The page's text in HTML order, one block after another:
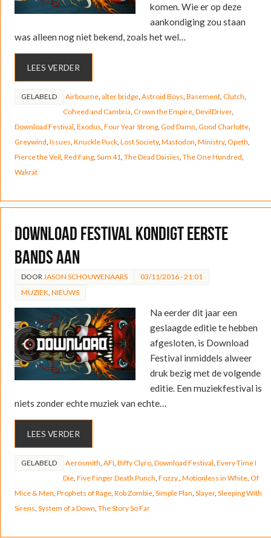
komen. Wie er op deze
aankondiging zou staan
was alleen nog niet bekend, zoals het wel…
LEES VERDER
GELABELD Airbourne, alter bridge, Astroid Boys Basement, Clutch
Coheed and Cambria Crown the Empire, DevilDriver,
Download Festival Exodus Four Year Strong, God Damn Good Charlotte,
Greywind Issues Knuckle Puck, Lost Society, Mastodon Ministry, Opeth
Pierce the Veil Red Fang, Sum 41 The Dead Daisies The One Hundred
Wakrat
Download Festival kondigt eerste
bands aan
DOOR JASON SCHOUWENAARS
03/11/2016 - 21:01
MUZIEK NIEUWS
Na eerder dit jaar een
geslaagde editie te hebben
afgesloten, is Download
Festival inmiddels alweer
druk bezig met de volgende
editie. Een muziekfestival is
niets zonder echte muziek van echte…
LEES VERDER
GELABELD Aerosmith AFI Biffy Clyro, Download Festival Every Time I
Die, Five Finger Death Punch Fozzy. Motionless in White, Of
Mice & Men Prophets of Rage, Rob Zombie, Simple Plan Slayer, Sleeping With
Sirens System of a Down The Story So Far